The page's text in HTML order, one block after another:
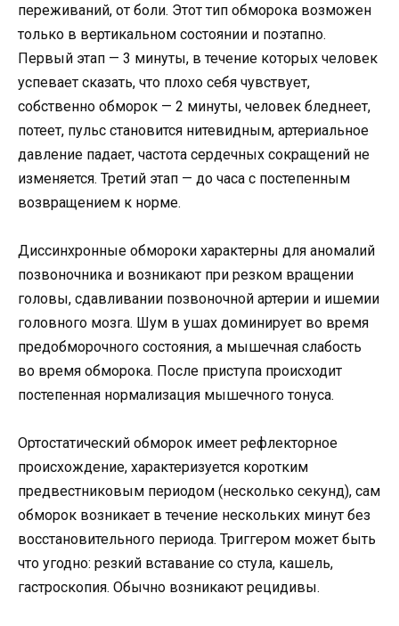
переживаний, от боли. Этот тип обморока возможен
только в вертикальном состоянии и поэтапно.
Первый этап — 3 минуты, в течение которых человек
успевает сказать, что плохо себя чувствует,
собственно обморок — 2 минуты, человек бледнеет,
потеет, пульс становится нитевидным, артериальное
давление падает, частота сердечных сокращений не
изменяется. Третий этап — до часа с постепенным
возвращением к норме.
Диссинхронные обмороки характерны для аномалий
позвоночника и возникают при резком вращении
головы, сдавливании позвоночной артерии и ишемии
головного мозга. Шум в ушах доминирует во время
предобморочного состояния, а мышечная слабость
во время обморока. После приступа происходит
постепенная нормализация мышечного тонуса.
Ортостатический обморок имеет рефлекторное
происхождение, характеризуется коротким
предвестниковым периодом (несколько секунд), сам
обморок возникает в течение нескольких минут без
восстановительного периода. Триггером может быть
что угодно: резкий вставание со стула, кашель,
гастроскопия. Обычно возникают рецидивы.